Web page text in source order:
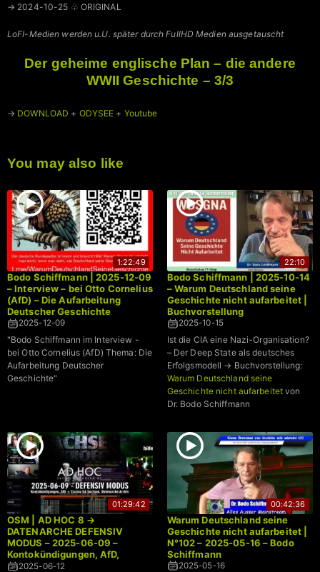
→ 2024-10-25 ♧ ORIGINAL
LoFI-Medien werden u.U. später durch FullHD Medien ausgetauscht
Der geheime englische Plan – die andere
WWII Geschichte – 3/3
→ DOWNLOAD + ODYSEE + Youtube
You may also like
1:22:49
Bodo Schiffmann | 2025-12-09
– Interview – bei Otto Cornelius
(AfD) – Die Aufarbeitung
Deutscher Geschichte
2025-12-09
"Bodo Schiffmann im Interview -
bei Otto Cornelius (AfD) Thema: Die
Aufarbeitung Deutscher
Geschichte"
22:10
Bodo Schiffmann | 2025-10-14
– Warum Deutschland seine
Geschichte nicht aufarbeitet |
Buchvorstellung
2025-10-15
Ist die CIA eine Nazi-Organisation?
– Der Deep State als deutsches
Erfolgsmodell → Buchvorstellung:
Warum Deutschland seine
Geschichte nicht aufarbeitet von
Dr. Bodo Schiffmann
01:29:42
OSM | AD HOC 8 →
DATENARCHE DEFENSIV
MODUS – 2025-06-09 –
Kontokündigungen, AfD,
Corona UA Sachsen
2025-06-12
00:42:36
Warum Deutschland seine
Geschichte nicht aufarbeitet |
N°102 – 2025-05-16 – Bodo
Schiffmann
2025-05-16